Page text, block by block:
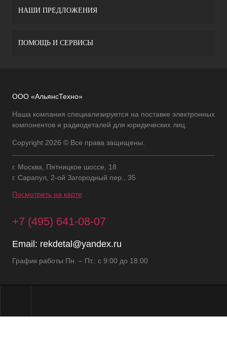
НАШИ ПРЕДЛОЖЕНИЯ
ПОМОЩЬ И СЕРВИСЫ
ООО «АльянсТехно»
Наша компания специализируется на поставке электронных
компонентов и радиодеталей для юридических лиц.
Copyright 2026 © Все права защищены.
г. Москва, Пятницкое шоссе, 18
г. Сарапул, 2-ой Загородный пер., 35
Посмотреть на карте
+7 (495) 641-08-07
Email: rekdetal@yandex.ru
График работы Пн. – Пт.: с 9:00 до 18:00